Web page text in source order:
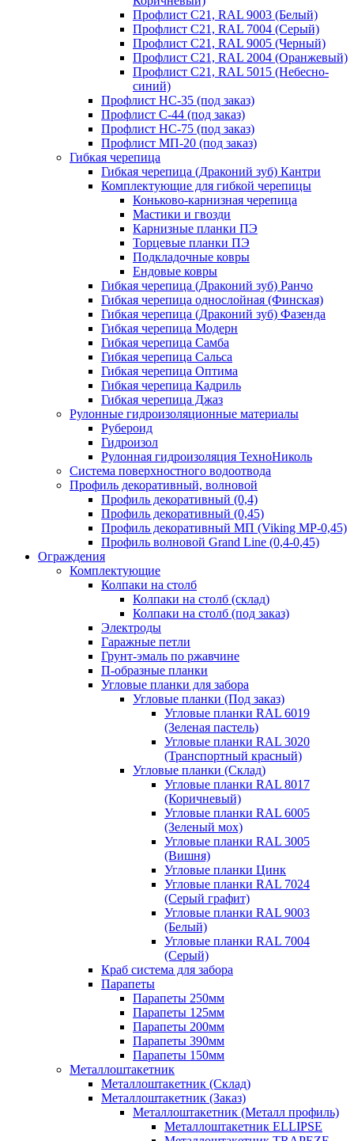
Профлист С21, RAL 9003 (Белый)
Профлист С21, RAL 7004 (Серый)
Профлист С21, RAL 9005 (Черный)
Профлист С21, RAL 2004 (Оранжевый)
Профлист С21, RAL 5015 (Небесно-
синий)
Профлист НС-35 (под заказ)
Профлист С-44 (под заказ)
Профлист НС-75 (под заказ)
Профлист МП-20 (под заказ)
Гибкая черепица
Гибкая черепица (Драконий зуб) Кантри
Комплектующие для гибкой черепицы
Коньково-карнизная черепица
Мастики и гвозди
Карнизные планки ПЭ
Торцевые планки ПЭ
Подкладочные ковры
Ендовые ковры
Гибкая черепица (Драконий зуб) Ранчо
Гибкая черепица однослойная (Финская)
Гибкая черепица (Драконий зуб) Фазенда
Гибкая черепица Модерн
Гибкая черепица Самба
Гибкая черепица Сальса
Гибкая черепица Оптима
Гибкая черепица Кадриль
Гибкая черепица Джаз
Рулонные гидроизоляционные материалы
Рубероид
Гидроизол
Рулонная гидроизоляция ТехноНиколь
Система поверхностного водоотвода
Профиль декоративный, волновой
Профиль декоративный (0,4)
Профиль декоративный (0,45)
Профиль декоративный МП (Viking MP-0,45)
Профиль волновой Grand Line (0,4-0,45)
Ограждения
Комплектующие
Колпаки на столб
Колпаки на столб (склад)
Колпаки на столб (под заказ)
Электроды
Гаражные петли
Грунт-эмаль по ржавчине
П-образные планки
Угловые планки для забора
Угловые планки (Под заказ)
Угловые планки RAL 6019
(Зеленая пастель)
Угловые планки RAL 3020
(Транспортный красный)
Угловые планки (Склад)
Угловые планки RAL 8017
(Коричневый)
Угловые планки RAL 6005
(Зеленый мох)
Угловые планки RAL 3005
(Вишня)
Угловые планки Цинк
Угловые планки RAL 7024
(Серый графит)
Угловые планки RAL 9003
(Белый)
Угловые планки RAL 7004
(Серый)
Краб система для забора
Парапеты
Парапеты 250мм
Парапеты 125мм
Парапеты 200мм
Парапеты 390мм
Парапеты 150мм
Металлоштакетник
Металлоштакетник (Склад)
Металлоштакетник (Заказ)
Металлоштакетник (Металл профиль)
Металлоштакетник ELLIPSE